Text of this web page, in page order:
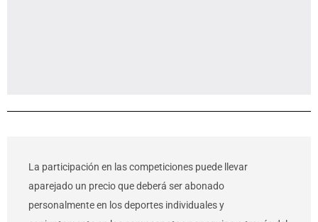
La participación en las competiciones puede llevar
aparejado un precio que deberá ser abonado
personalmente en los deportes individuales y